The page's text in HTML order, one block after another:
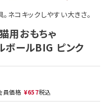
ネコキックしやすい大きさ。
用おもちゃ
ールBIG ピンク
員価格 ¥657税込